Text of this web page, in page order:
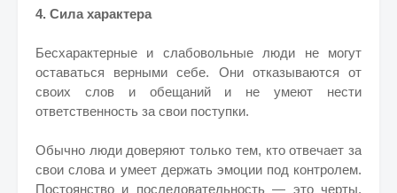
4. Сила характера
Бесхарактерные и слабовольные люди не могут
оставаться верными себе. Они отказываются от
своих слов и обещаний и не умеют нести
ответственность за свои поступки.
Обычно люди доверяют только тем, кто отвечает за
свои слова и умеет держать эмоции под контролем.
Постоянство и последовательность — это черты,